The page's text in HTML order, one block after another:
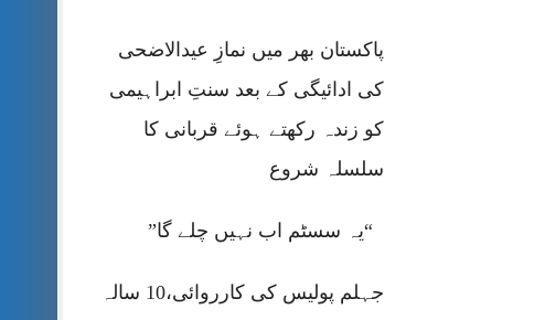
پاکستان بھر میں نمازِ عیدالاضحی
کی ادائیگی کے بعد سنتِ ابراہیمی
کو زندہ رکھتے ہوئے قربانی کا
سلسلہ شروع
“یہ سسٹم اب نہیں چلے گا”
جہلم پولیس کی کارروائی،10 سالہ